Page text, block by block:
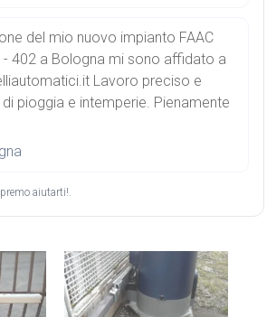
del mio nuovo impianto FAAC
- 402 a Bologna mi sono affidato a
Lavoro preciso e
pioggia e intemperie. Pienamente
aiutarti!.